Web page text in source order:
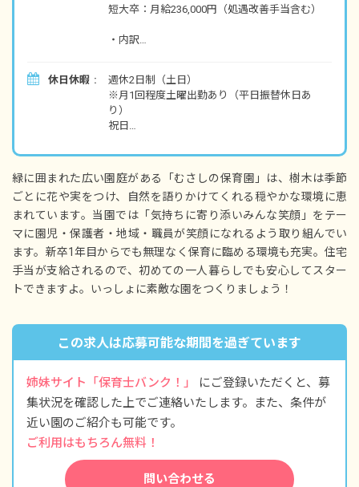
短大卒：月給236,000円（処遇改善手当含む）
・内訳
職務手当 30,000円
処遇改善手当 13,500円
・別途支給手当
扶養手当 満22歳以下の子一人当たり月10,000
円※16歳～22歳加算あり
時間外手当
宿舎借上げ制度あり
昇給年1回（4月）昨年実績：5,700円
賞与年2回（6月／12月）昨年実績：計3.6カ月分
※試用期間6カ月／同条件
休日休暇
週休2日制（土日）
※月1回程度土曜出勤あり（平日振替休日あ
り）
祝日
リフレッシュ休暇：5日 ※6月に付与（初年度
は10月）、取得率96%
年末年始休暇（12/29～1/3）
慶弔休暇
産前産後・育児休暇（取得率100％・復帰率
100％）
年間休日122日（2022年度）
緑に囲まれた広い園庭がある「むさしの保育園」は、樹木は季節
ごとに花や実をつけ、自然を語りかけてくれる穏やかな環境に恵
まれています。当園では「気持ちに寄り添いみんな笑顔」をテー
マに園児・保護者・地域・職員が笑顔になれるよう取り組んでい
ます。新卒1年目からでも無理なく保育に臨める環境も充実。住宅
手当が支給されるので、初めての一人暮らしでも安心してスター
トできますよ。いっしょに素敵な園をつくりましょう！
この求人は応募可能な期間を過ぎています
姉妹サイト「保育士バンク！」
にご登録いただくと、募
集状況を確認した上でご連絡いたします。また、条件が
近い園のご紹介も可能です。
ご利用はもちろん無料！
問い合わせる